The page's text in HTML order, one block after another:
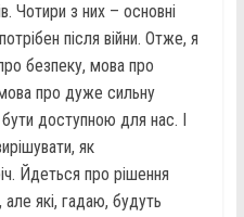
Чотири з них – основні
після війни. Отже, я
безпеку, мова про
про дуже сильну
доступною для нас. І
як
Йдеться про рішення
які, гадаю, будуть